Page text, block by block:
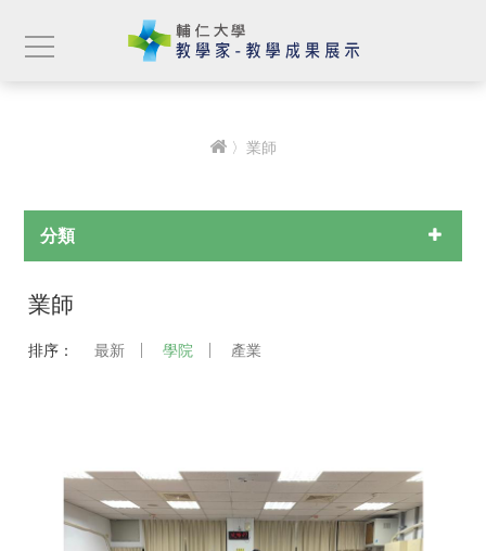
〉業師
分類
業師
排序： 最新 學院 產業